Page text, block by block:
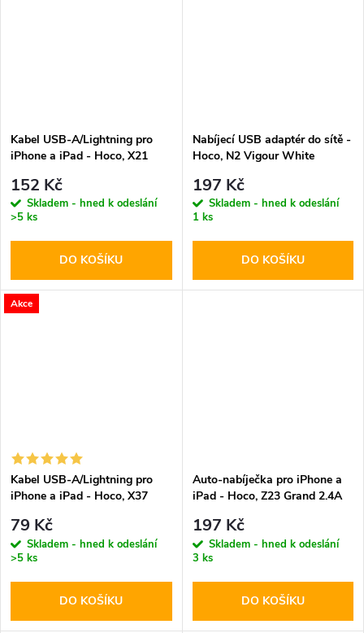
Kabel USB-A/Lightning pro
iPhone a iPad - Hoco, X21
152 Kč
Skladem - hned k odeslání
>5 ks
DO KOŠÍKU
Nabíjecí USB adaptér do sítě -
Hoco, N2 Vigour White
197 Kč
Skladem - hned k odeslání
1 ks
DO KOŠÍKU
Akce
Kabel USB-A/Lightning pro
iPhone a iPad - Hoco, X37
79 Kč
Skladem - hned k odeslání
>5 ks
DO KOŠÍKU
Auto-nabíječka pro iPhone a
iPad - Hoco, Z23 Grand 2.4A
197 Kč
Skladem - hned k odeslání
3 ks
DO KOŠÍKU